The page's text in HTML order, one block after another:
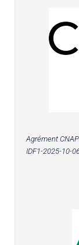
Agrément
IDF1-2025-10-